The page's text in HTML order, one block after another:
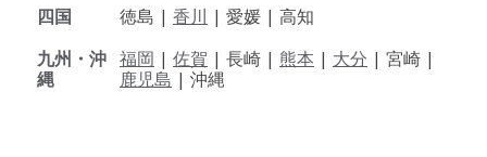
四国
徳島 | 香川 | 愛媛 | 高知
九州・沖
縄
福岡 | 佐賀 | 長崎 | 熊本 | 大分 | 宮崎 |
鹿児島 | 沖縄